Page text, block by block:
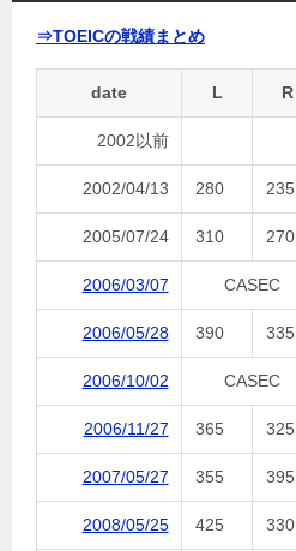
⇒TOEICの戦績まとめ
date L R
2002以前
2002/04/13 280 235
2005/07/24 310 270
2006/03/07 CASEC
2006/05/28 390 335
2006/10/02 CASEC
2006/11/27 365 325
2007/05/27 355 395
2008/05/25 425 330